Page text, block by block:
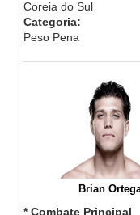
Coreia do Sul
Categoria:
Peso Pena
Brian
* Combate Principal